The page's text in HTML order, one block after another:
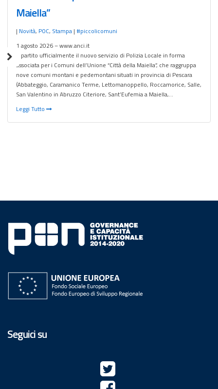
Maiella”
| Novità, POC, Stampa | #piccolicomuni
1 agosto 2026 – www.anci.it
È partito ufficialmente il nuovo servizio di Polizia Locale in forma
associata per i Comuni dell’Unione “Città della Maiella”, che raggruppa
nove comuni montani e pedemontani situati in provincia di Pescara
(Abbateggio, Caramanico Terme, Lettomanoppello, Roccamorice, Salle,
San Valentino in Abruzzo Citeriore, Sant’Eufemia a Maiella,…
Leggi Tutto
Seguici su